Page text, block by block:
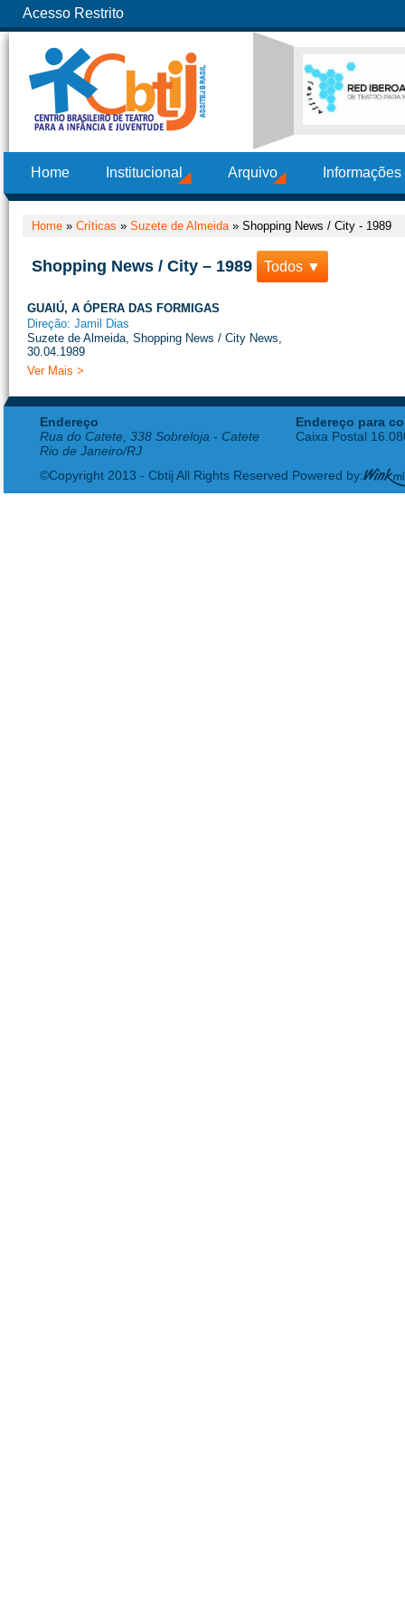
Acesso Restrito
Home Institucional Arquivo
Home » Críticas » Suzete de Almeida» Shopping News / City - 1989
Shopping News / City – 1989 Todos ▼
GUAIÚ, A ÓPERA DAS FORMIGAS
Direção: Jamil Dias
Suzete de Almeida, Shopping News / City News,
30.04.1989
Ver Mais >
Endereço
Rua do Catete, 338 Sobreloja - Catete
Rio de Janeiro/RJ
Endereço para
Caixa Postal
©Copyright 2013 - Cbtij All Rights Reserved Powered by: